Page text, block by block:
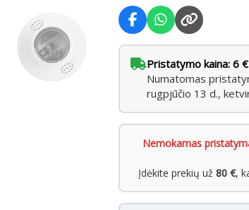
Pristatymo kaina: 6 €
Numatomas
rugpjūčio 13 d.,
Nemokamas
Įdėkite prekių už80 €,